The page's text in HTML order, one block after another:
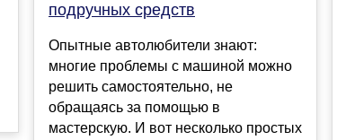
подручных средств
Опытные автолюбители знают:
многие проблемы с машиной можно
решить самостоятельно, не
обращаясь за помощью в
мастерскую. И вот несколько простых